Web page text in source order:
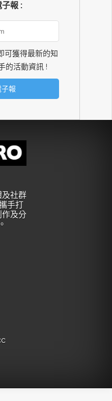
報 :
可獲得最新的知
的活動資訊 !
及社群
手打
作及分